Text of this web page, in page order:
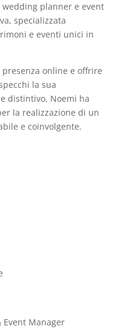
planner e event
specializzata
e eventi unici in
online e offrire
la sua
distintivo, Noemi ha
la realizzazione di un
e coinvolgente.
Manager